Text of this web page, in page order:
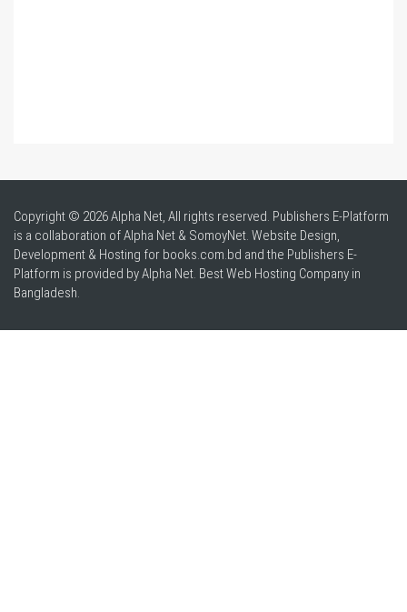
Copyright © 2026 Alpha Net, All rights reserved. Publishers E-Platform
is a collaboration of Alpha Net & SomoyNet. Website Design,
Development & Hosting for books.com.bd and the Publishers E-
Platform is provided by Alpha Net. BestWeb Hosting Company in
Bangladesh.